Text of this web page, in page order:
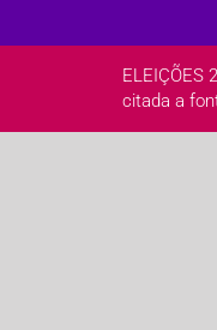
ELEIÇÕES
citada a